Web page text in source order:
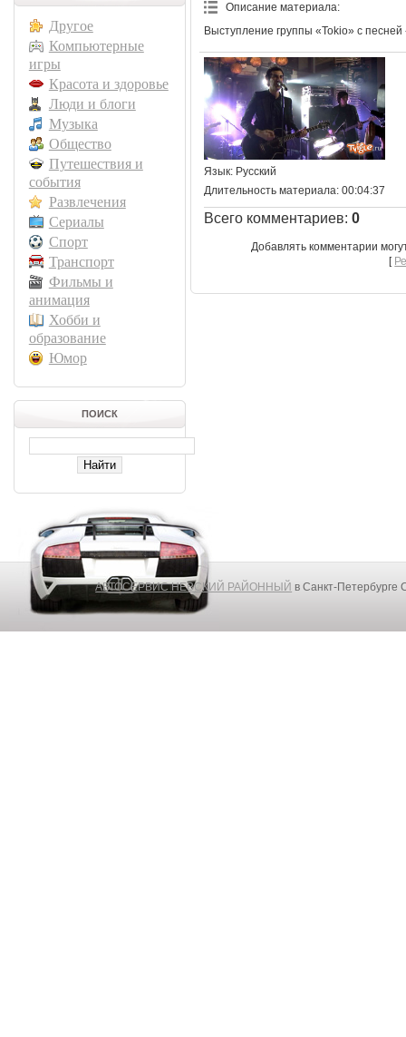
Другое
Компьютерные
игры
Красота и здоровье
Люди и блоги
Музыка
Общество
Путешествия и
события
Развлечения
Сериалы
Спорт
Транспорт
Фильмы и
анимация
Хобби и
образование
Юмор
ПОИСК
Описание материала:
Выступление группы «Tokio» с
Язык: Русский
Длительность материала: 00:04:37
Всего комментариев: 0
Добавлять комментарии
[
АВТОСЕРВИС НЕВСКИЙ РАЙОННЫЙ в Санкт-Петербурге